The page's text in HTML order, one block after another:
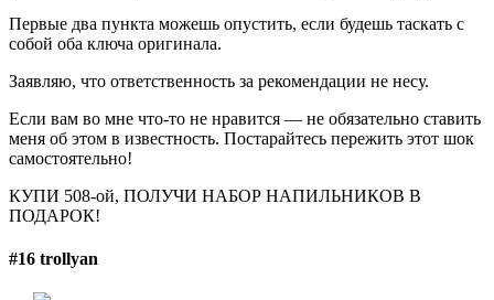
Первые два пункта можешь опустить, если будешь таскать с
собой оба ключа оригинала.
Заявляю, что ответственность за рекомендации не несу.
Если вам во мне что-то не нравится — не обязательно ставить
меня об этом в известность. Постарайтесь пережить этот шок
самостоятельно!
КУПИ 508-ой, ПОЛУЧИ НАБОР НАПИЛЬНИКОВ В
ПОДАРОК!
#16 trollyan